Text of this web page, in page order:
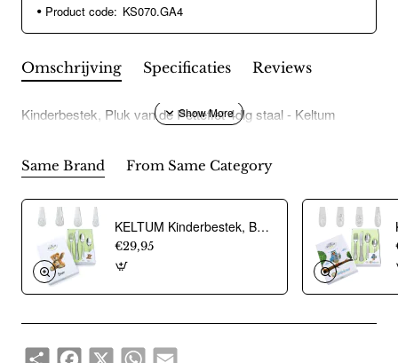
Product code: KS070.GA4
Omschrijving Specificaties Reviews
Kinderbestek, Pluk van de Petteflet 4dlg staal - Keltum
Same Brand From Same Category
KELTUM Kinderbestek, Beer 4dlg - RVS - 22420
€29,95
ShareFacebook
X WhatsAppEmail